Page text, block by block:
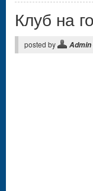
Клуб на
posted by Admin